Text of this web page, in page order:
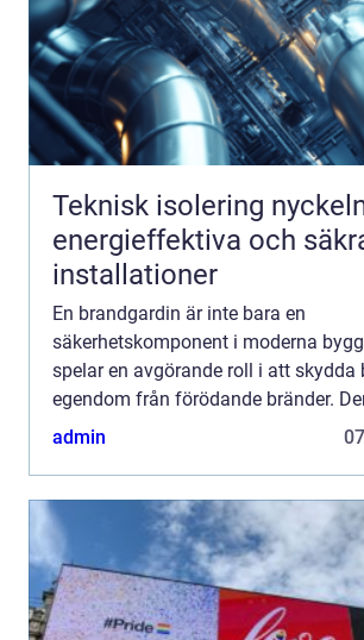
Teknisk isolering nyckeln till
energieffektiva och
installationer
En brandgardin är inte bara en
säkerhetskomponent i moderna
spelar en avgörande roll i att skydda
egendom från förödande bränder.
arkitekturen har gett oss vackra, &ou...
admin